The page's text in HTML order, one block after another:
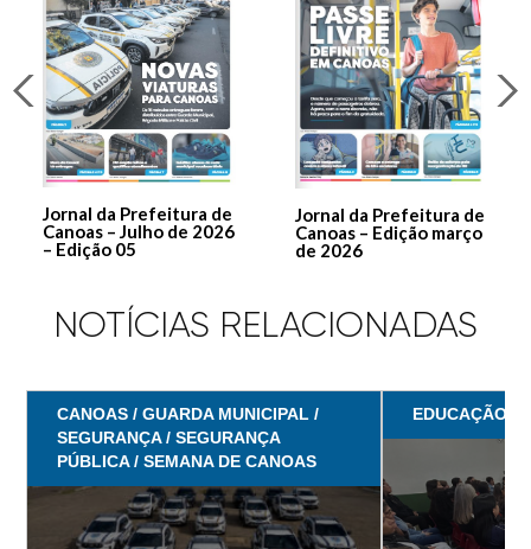
Jornal da Prefeitura de
Canoas – Julho de 2026
– Edição 05
Jornal da Prefeitura de
Canoas – Edição março
de 2026
NOTÍCIAS RELACIONADAS
CANOAS / GUARDA MUNICIPAL /
SEGURANÇA / SEGURANÇA
PÚBLICA / SEMANA DE CANOAS
EDUCAÇÃO